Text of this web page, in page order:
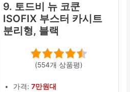
9. 토드비 뉴 코쿤
ISOFIX 부스터 카시트
분리형, 블랙
(554개 상품평)
가격:7만원대